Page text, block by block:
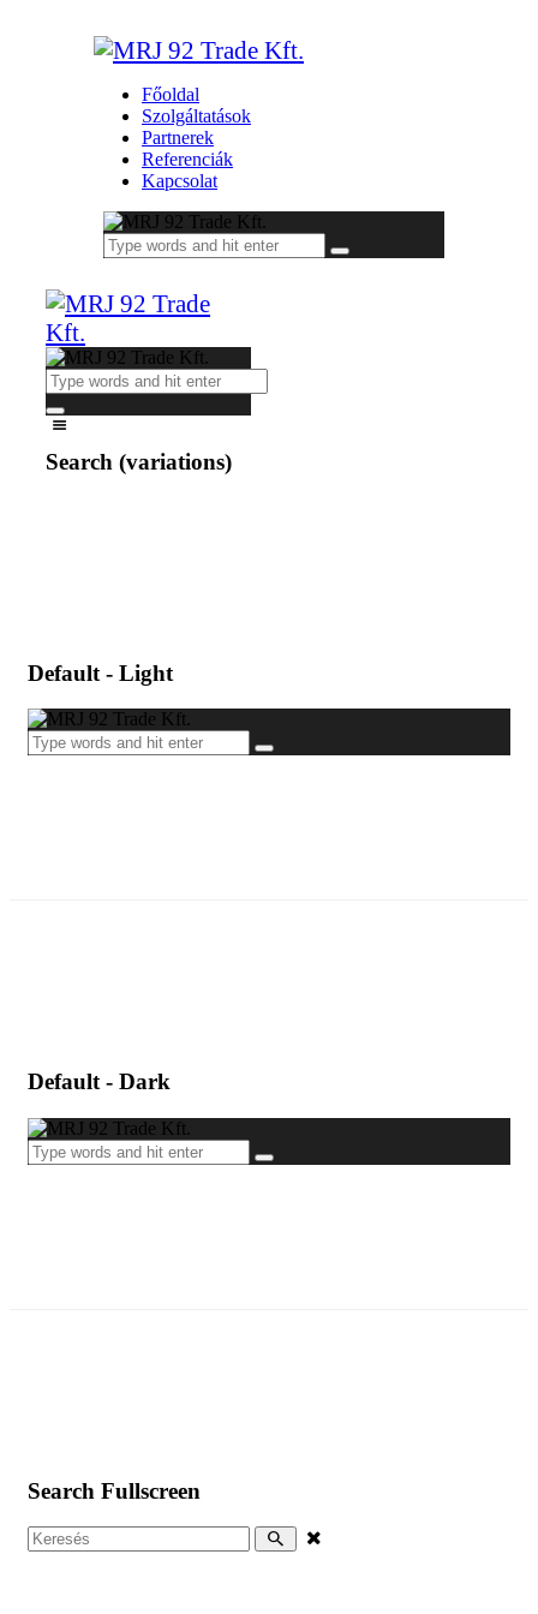
Főoldal
Szolgáltatások
Partnerek
Referenciák
Kapcsolat
Search (variations)
Default - Light
Default - Dark
Search Fullscreen